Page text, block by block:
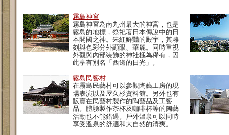
霧島神宮
霧島神宮為南九州最大的神宮，也是
霧島的地標，祭祀著日本傳說中的日
本開國之神。朱紅鮮豔的殿宇，其雕
刻與色彩分外顯眼、華麗。同時重視
外觀與內部装飾的神社極為稀有，因
此享有別名「西邊的日光」。
霧島民藝村
在霧島民藝村可以參觀陶藝工房的現
場表演以及屋久杉資料館。另外也有
販賣在民藝村製作的陶藝品及工藝
品。體驗製作茶杯及咖啡杯等的陶藝
活動也不能錯過。戶外溫泉可以同時
享受溫泉的舒適和大自然的清爽。